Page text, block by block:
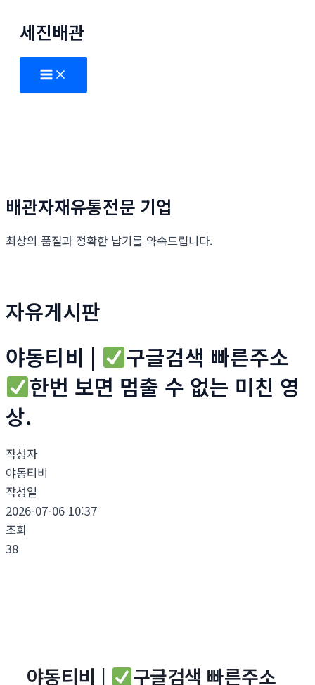
세진배관
Main
Menu
배관자재유통전문 기업
최상의 품질과 정확한 납기를 약속드립니다.
자유게시판
야동티비 |
구글검색 빠른주소
한번 보면 멈출 수 없는 미친 영
상.
작성자
야동티비
작성일
2026-07-06 10:37
조회
38
야동티비 |
구글검색 빠른주소